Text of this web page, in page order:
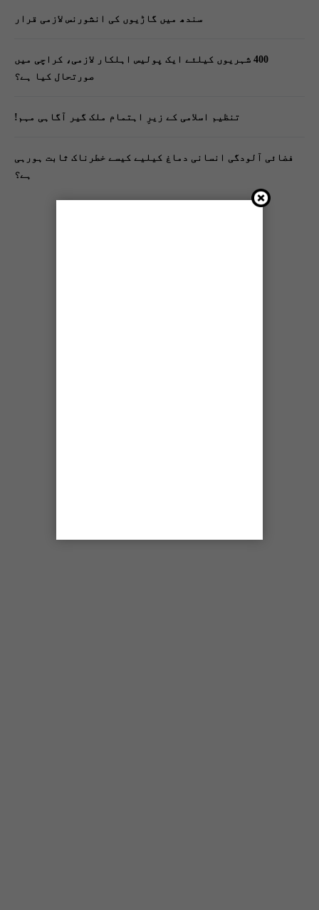
سندھ میں گاڑیوں کی انشورنس لازمی قرار
400 شہریوں کیلئے ایک پولیس اہلکار لازمی، کراچی میں
صورتحال کیا ہے؟
تنظیم اسلامی کے زیرِ اہتمام ملک گیر آگاہی مہم!
فضائی آلودگی انسانی دماغ کیلیے کیسے خطرناک ثابت ہورہی
ہے؟